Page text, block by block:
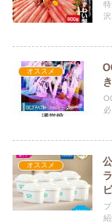
オススメ
オススメ